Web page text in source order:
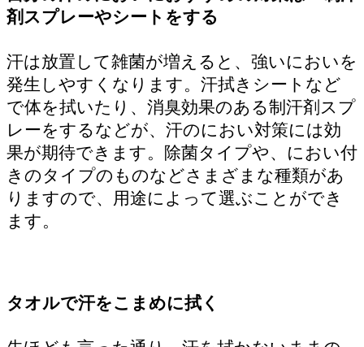
剤スプレーやシートをする
汗は放置して雑菌が増えると、強いにおいを
発生しやすくなります。汗拭きシートなど
で体を拭いたり、消臭効果のある制汗剤スプ
レーをするなどが、汗のにおい対策には効
果が期待できます。除菌タイプや、におい付
きのタイプのものなどさまざまな種類があ
りますので、用途によって選ぶことができ
ます。
タオルで汗をこまめに拭く